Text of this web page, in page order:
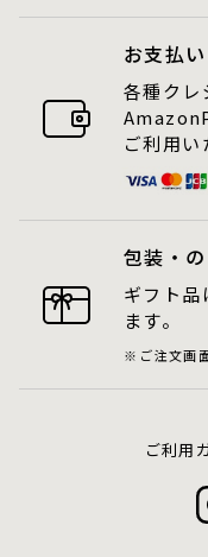
お支払
各種クレ
ご利用い
包装・
ギフト品
ます。
ご注文画
ご利用